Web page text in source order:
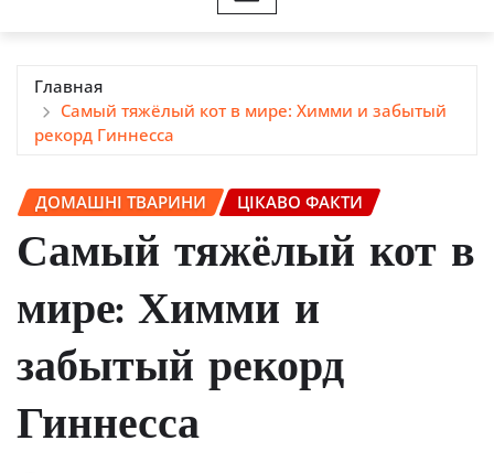
Главная
Самый тяжёлый кот в мире: Химми и забытый
рекорд Гиннесса
ДОМАШНІ ТВАРИНИ ЦІКАВО ФАКТИ
Самый тяжёлый кот в
мире: Химми и
забытый рекорд
Гиннесса